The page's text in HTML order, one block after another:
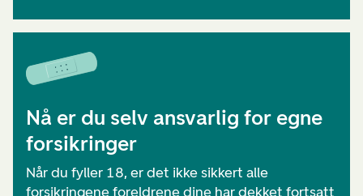
Nå er du selv ansvarlig for egne
forsikringer
Når du fyller 18, er det ikke sikkert alle
forsikringene foreldrene dine har dekket fortsatt